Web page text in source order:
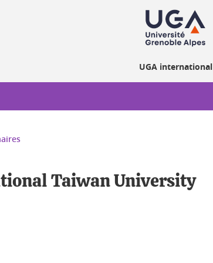
UGA international
Taiwan University